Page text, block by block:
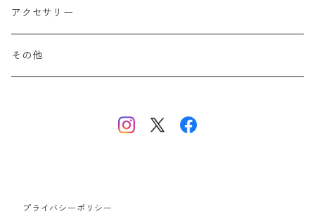
北アルプス
美ヶ原・八ヶ岳・秩父・多摩・南関東
アクセサリー
その他
プライバシーポリシー